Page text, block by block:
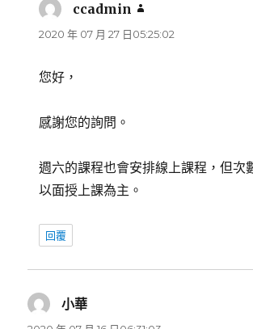
ccadmin
示:
2020 年 07 月 27 日05:25:02
您好，
感謝您的詢問。
週六的課程也會安排線上課程，但次
以面授上課為主。
回覆
小華